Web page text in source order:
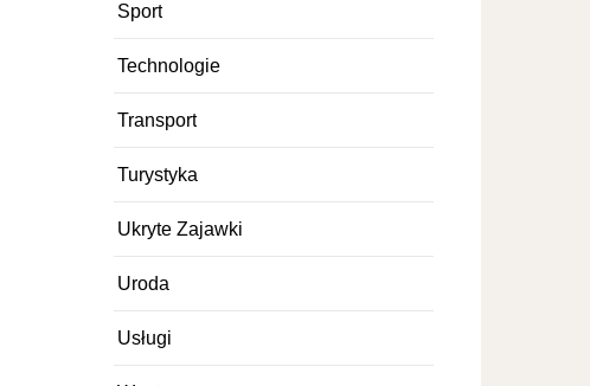
Sport
Technologie
Transport
Turystyka
Ukryte Zajawki
Uroda
Usługi